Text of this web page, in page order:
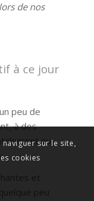
de nos
à ce jour
peu de
à des
ou
et
peu
sur le site,
cookies